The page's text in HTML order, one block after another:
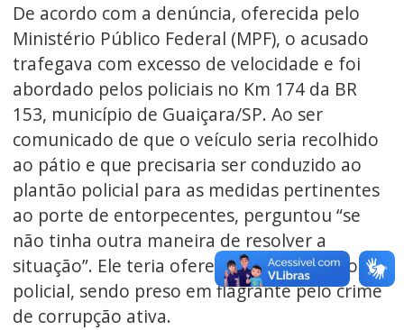
De acordo com a denúncia, oferecida pelo
Ministério Público Federal (MPF), o acusado
trafegava com excesso de velocidade e foi
abordado pelos policiais no Km 174 da BR
153, município de Guaiçara/SP. Ao ser
comunicado de que o veículo seria recolhido
ao pátio e que precisaria ser conduzido ao
plantão policial para as medidas pertinentes
ao porte de entorpecentes, perguntou “se
não tinha outra maneira de resolver a
situação”. Ele teria oferecido R$ 100,00 ao
policial, sendo preso em flagrante pelo crime
de corrupção ativa.